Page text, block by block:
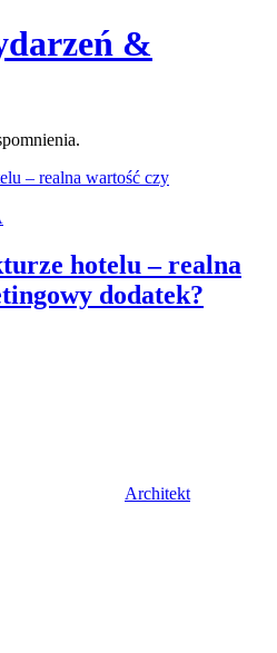
&
hotelu – realna
dodatek?
Architekt